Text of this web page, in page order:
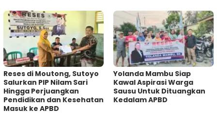
Reses di Moutong, Sutoyo
Salurkan PIP Nilam Sari
Hingga Perjuangkan
Pendidikan dan Kesehatan
Masuk ke APBD
Yolanda Mambu Siap
Kawal Aspirasi Warga
Sausu Untuk Dituangkan
Kedalam APBD